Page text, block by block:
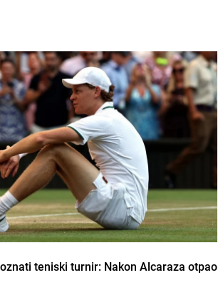
teniski turnir: Nakon Alcaraza otpao